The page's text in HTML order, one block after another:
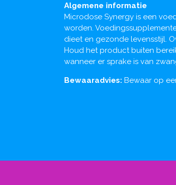
Algemene informatie
Microdose Synergy is een
worden.
dieet en gezonde levensstijl.
Houd het product buiten
wanneer er sprake is van
Bewaaradvies: Bewaar op